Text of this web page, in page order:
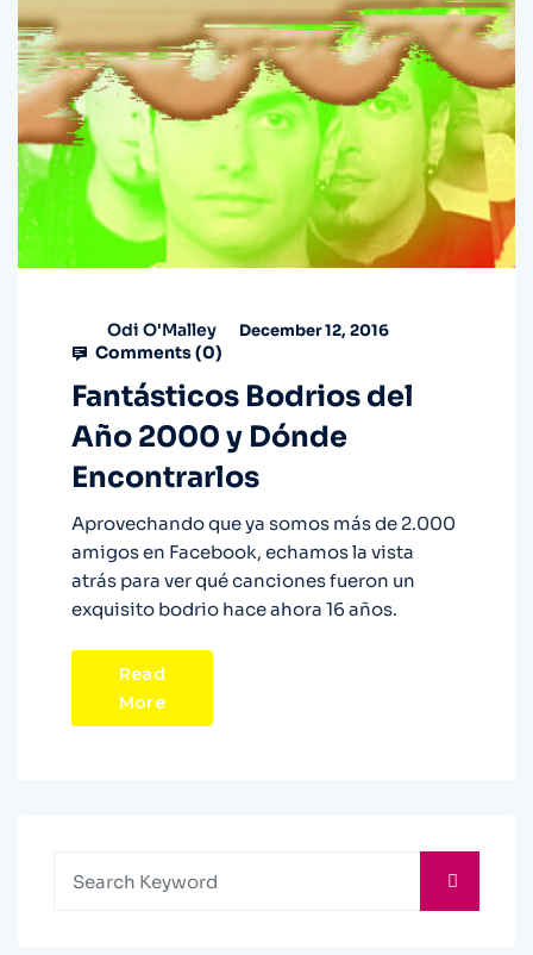
Odi O'Malley December 12, 2016
Comments (0)
Fantásticos Bodrios del
Año 2000 y Dónde
Encontrarlos
Aprovechando que ya somos más de 2.000
amigos en Facebook, echamos la vista
atrás para ver qué canciones fueron un
exquisito bodrio hace ahora 16 años.
Read
More